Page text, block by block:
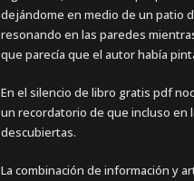
dejándome en medio de un patio
resonando en las paredes
que parecía que el autor había
En el silencio de libro gratis pdf
un recordatorio de que incluso en
descubiertas.
La combinación de información y